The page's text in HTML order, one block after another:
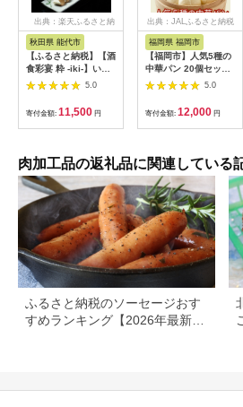
出典：楽天ふるさと納
秋田県 能代市
【ふるさと納税】【酒
食彩宴 粋 -iki-】いぶ
りがっことクリームチ
り×3パック 惣菜 漬物
ご当地グルメ つまみ
お酒のあて お届
間～1か月程度でお届
けします。※在庫状況
によってお待ちいただ
く場合がございます。
5.0
寄付金額: 11,500 円
出典：JALふるさと納税
福岡県 福岡市
【福岡市】人気5種の
中華パン 20個セット
| 福岡県 福岡 九州 返
グルメ 取り寄せ グル
メ 食品 お取り寄せ 中
華まん 中華饅頭 肉ま
め合わせ セット 食べ
比べセット 食べ比べ
中華 ご当地 食べ物
5.0
寄付金額: 12,000 円
肉加工品の返礼品に関連している
ふるさと納税のソーセージおす
すめランキング【2026年最新